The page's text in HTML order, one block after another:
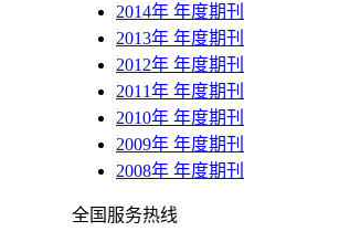
2014年 年度期刊
2013年 年度期刊
2012年 年度期刊
2011年 年度期刊
2010年 年度期刊
2009年 年度期刊
2008年 年度期刊
全国服务热线